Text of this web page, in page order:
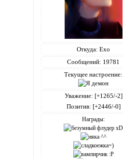
Откуда: Ехо
Сообщений: 19781
Текущее настроение:
Уважение: [+1265/-2]
Позитив: [+2446/-0]
Награды: